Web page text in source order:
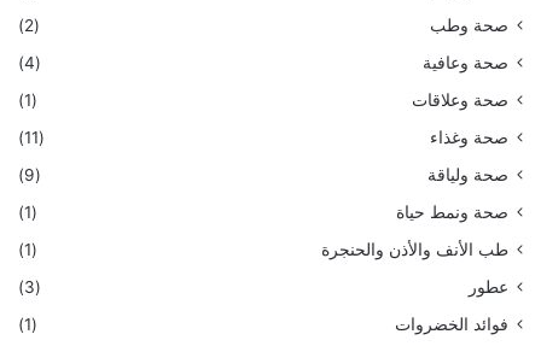
صحة وطب
(2)
صحة وعافية
(4)
صحة وعلاقات
(1)
صحة وغذاء
(11)
صحة ولياقة
(9)
صحة ونمط حياة
(1)
طب الأنف والأذن والحنجرة
(1)
عطور
(3)
فوائد الخضروات
(1)